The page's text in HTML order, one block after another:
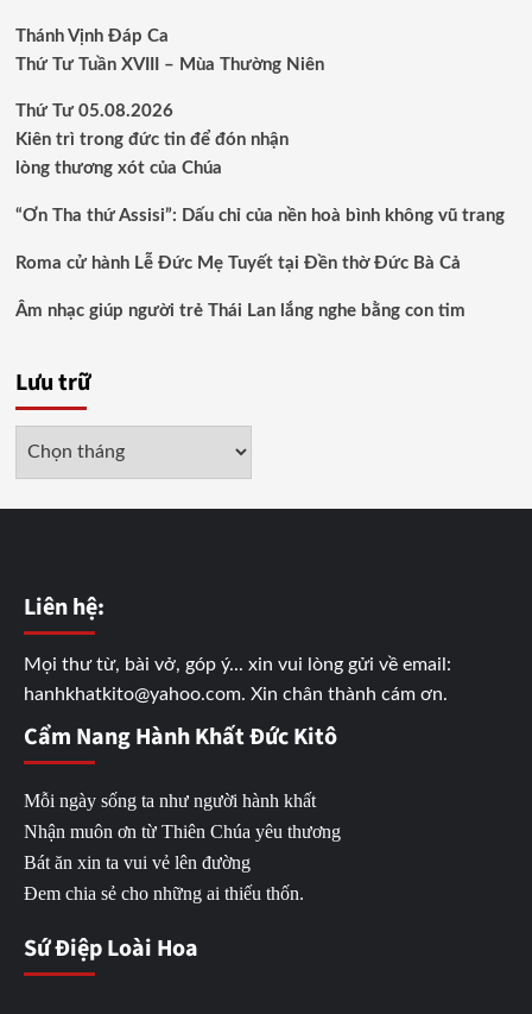
Thánh Vịnh Đáp Ca
Thứ Tư Tuần XVIII – Mùa Thường Niên
Thứ Tư 05.08.2026
Kiên trì trong đức tin để đón nhận
lòng thương xót của Chúa
“Ơn Tha thứ Assisi”: Dấu chỉ của nền hoà bình không vũ trang
Roma cử hành Lễ Đức Mẹ Tuyết tại Đền thờ Đức Bà Cả
Âm nhạc giúp người trẻ Thái Lan lắng nghe bằng con tim
Lưu trữ
Liên hệ:
Mọi thư từ, bài vở, góp ý... xin vui lòng gửi về email:
hanhkhatkito@yahoo.com. Xin chân thành cám ơn.
Cẩm Nang Hành Khất Đức Kitô
Mỗi ngày sống ta như người hành khất
Nhận muôn ơn từ Thiên Chúa yêu thương
Bát ăn xin ta vui vẻ lên đường
Đem chia sẻ cho những ai thiếu thốn.
Sứ Điệp Loài Hoa